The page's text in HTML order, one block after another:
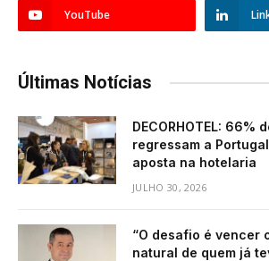
YouTube
Últimas Notícias
DECORHOTEL: 66%
regressam a
aposta na hotelaria
JULHO 30, 2026
“O desafio é vencer
natural de quem já